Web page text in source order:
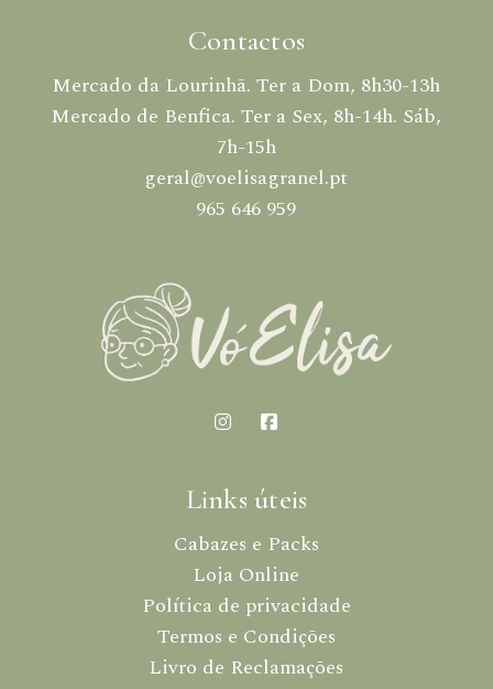
Contactos
Mercado da Lourinhã. Ter a Dom, 8h30-13h
Mercado de Benfica. Ter a Sex, 8h-14h. Sáb,
7h-15h
geral@voelisagranel.pt
965 646 959
Links úteis
Cabazes e Packs
Loja Online
Política de privacidade
Termos e Condições
Livro de Reclamações